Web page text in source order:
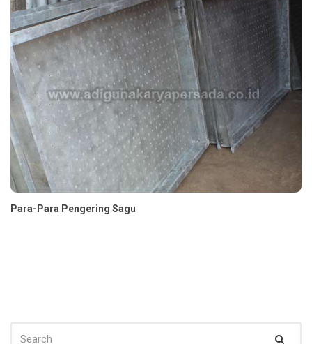
Para-Para Pengering Sagu
FOR: